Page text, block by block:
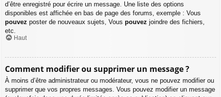
d’être enregistré pour écrire un message. Une liste des options
disponibles est affichée en bas de page des forums, exemple : Vous
pouvez poster de nouveaux sujets, Vous pouvez joindre des fichiers,
etc.
Haut
Comment modifier ou supprimer un message ?
À moins d’être administrateur ou modérateur, vous ne pouvez modifier ou
supprimer que vos propres messages. Vous pouvez modifier un message